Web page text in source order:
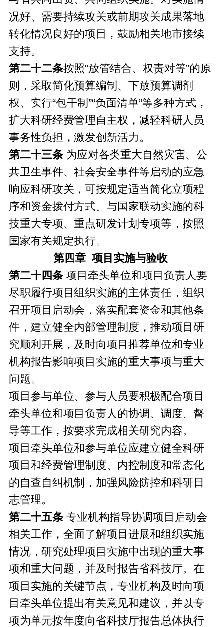
况好、需要持续攻关或前期攻关成果落地
转化情况良好的项目，鼓励相关地市接续
支持。
第二十二条按照“放管结合、权责对等”的原
则，采取简化预算编制、下放预算调剂
权、实行“包干制”“负面清单”等多种方式，
扩大科研经费管理自主权，减轻科研人员
事务性负担，激发创新活力。
第二十三条 为应对各类重大自然灾害、公
共卫生事件、社会安全事件等启动的应急
响应科研攻关，可按规定适当简化立项程
序和资金拨付方式。与国家联动实施的科
技重大专项、重点研发计划专项等，按照
国家有关规定执行。
第四章 项目实施与验收
第二十四条 项目牵头单位和项目负责人要
尽职履行项目组织实施的主体责任，组织
召开项目启动会，落实配套资金和其他条
件，建立健全内部管理制度，推动项目研
究顺利开展，及时向项目推荐单位和专业
机构报告影响项目实施的重大事项与重大
问题。
项目参与单位、参与人员要积极配合项目
牵头单位和项目负责人的协调、调度、督
导等工作，按要求完成相关研究内容。
项目牵头单位和参与单位应建立健全科研
项目和经费管理制度、内控制度和常态化
的自查自纠机制，加强风险防控和科研日
志管理。
第二十五条 专业机构指导协调项目启动会
相关工作，全面了解项目进展和组织实施
情况，研究处理项目实施中出现的重大事
项和重大问题，并及时报告省科技厅。在
项目实施的关键节点，专业机构及时向项
目牵头单位提出有关意见和建议，并以专
项为单元按年度向省科技厅报告总体执行